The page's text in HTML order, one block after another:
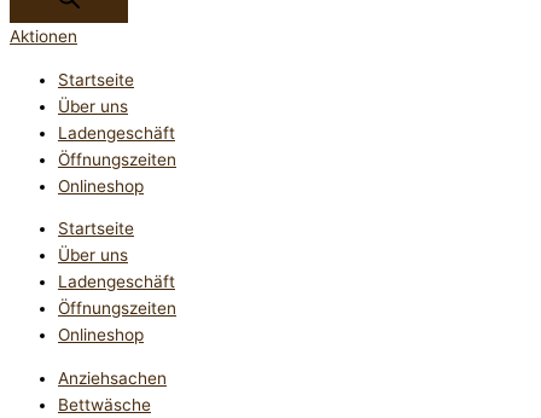
Aktionen
Startseite
Über uns
Ladengeschäft
Öffnungszeiten
Onlineshop
Startseite
Über uns
Ladengeschäft
Öffnungszeiten
Onlineshop
Anziehsachen
Bettwäsche